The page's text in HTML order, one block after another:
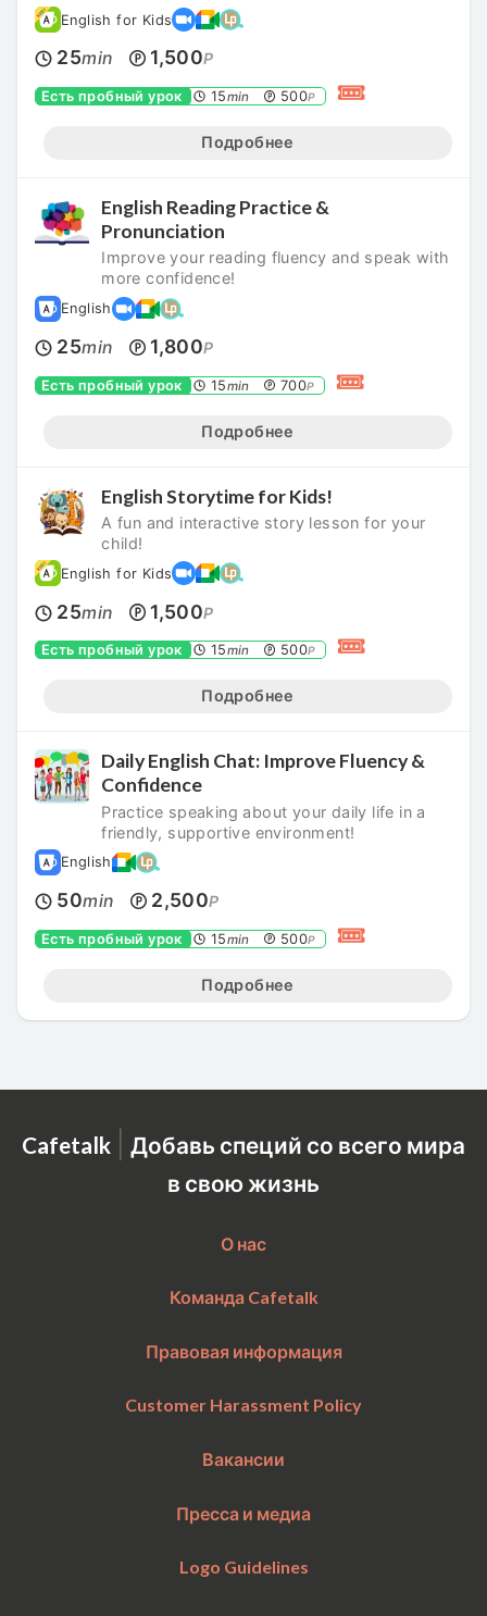
English for Kids
25min 1,500P
Есть пробный урок 15min 500P
Подробнее
English Reading Practice &
Pronunciation
Improve your reading fluency and speak with
more confidence!
English
25min 1,800P
Есть пробный урок 15min 700P
Подробнее
English Storytime for Kids!
A fun and interactive story lesson for your
child!
English for Kids
25min 1,500P
Есть пробный урок 15min 500P
Подробнее
Daily English Chat: Improve Fluency &
Confidence
Practice speaking about your daily life in a
friendly, supportive environment!
English
50min 2,500P
Есть пробный урок 15min 500P
Подробнее
Cafetalk | Добавь специй со всего мира
в свою жизнь
О нас
Команда Cafetalk
Правовая информация
Customer Harassment Policy
Вакансии
Пресса и медиа
Logo Guidelines